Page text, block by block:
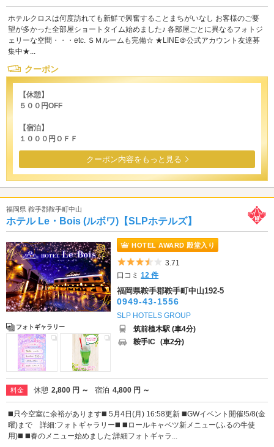
ホテルクロスは何度訪れても新鮮で興奮することまちがいなし お客様のご要
望が多かった全部屋ショートタイム始めました♪ 各部屋ごとに異なるフォトジ
ェリーな空間・・・etc. ＳＭルームも完備☆ ★LINE＠公式アカウント友達募
集中★...
クーポン
【休憩】
５００円OFF
【宿泊】
１０００円ＯＦＦ
クーポン内容をもっと見る
福岡県 鞍手郡鞍手町中山
ホテル Le・Bois (ルボワ)【SLPホテルズ】
フォトギャラリー
HOTEL AWARD 殿堂入り
5つ星のうち3.5
3.71
口コミ12 件
福岡県鞍手郡鞍手町中山192-5
0949-43-1556
SLP HOTELS GROUP
筑前植木駅 (車4分)
鞍手IC (車2分)
料金 休憩 2,800 円 ～ 宿泊 4,800 円 ～
◼️只今空室に余裕があります◼️ 5月4日(月) 16:58更新 ◼️GWイベント開催!5/8(金
曜)まで 詳細:フォトギャラリー◼️ ◼️ロールキャベツ新メニュー(ふるの牛使
用)◼️ ◼️春のメニュー始めました:詳細フォトギャラ...